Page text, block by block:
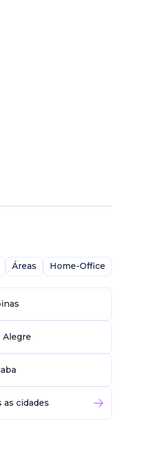
Áreas Home-Office
Alegre
as cidades